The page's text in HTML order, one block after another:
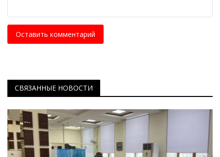
Оставить комментарий
СВЯЗАННЫЕ НОВОСТИ